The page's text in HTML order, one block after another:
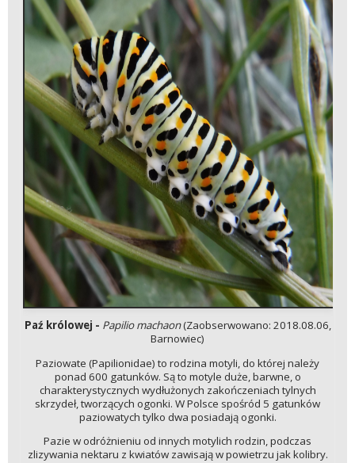
Paź królowej - Papilio machaon(Zaobserwowano: 2018.08.06,
Barnowiec)
Paziowate (Papilionidae) to rodzina motyli, do której należy
ponad 600 gatunków. Są to motyle duże, barwne, o
charakterystycznych wydłużonych zakończeniach tylnych
skrzydeł, tworzących ogonki. W Polsce spośród 5 gatunków
paziowatych tylko dwa posiadają ogonki.
Pazie w odróżnieniu od innych motylich rodzin, podczas
zlizywania nektaru z kwiatów zawisają w powietrzu jak kolibry.